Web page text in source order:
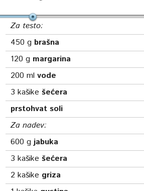
Za testo:
450 g brašna
120 g margarina
200 mlvode
3 kašikešećera
prstohvat soli
Za nadev:
600 gjabuka
3 kašikešećera
2 kašike griza